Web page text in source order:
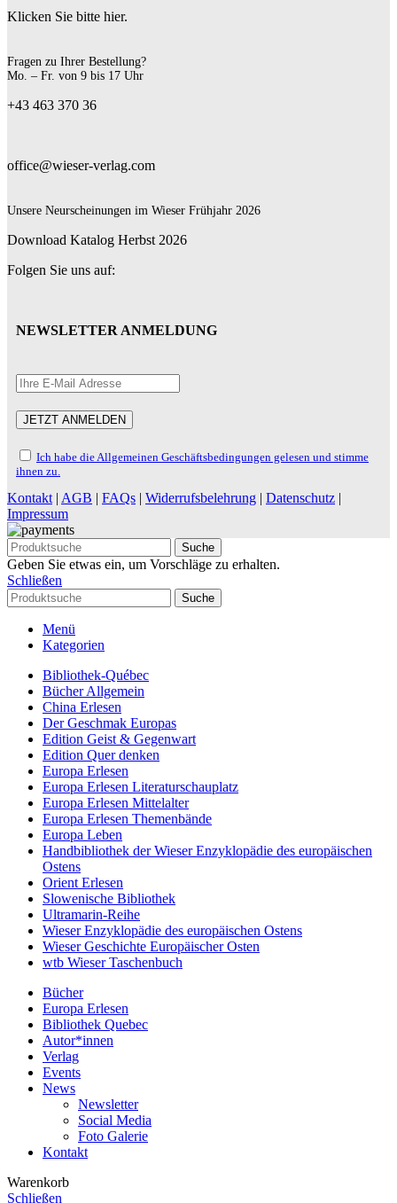
Klicken Sie bitte hier.
Fragen zu Ihrer Bestellung?
Mo. – Fr. von 9 bis 17 Uhr
+43 463 370 36
office@wieser-verlag.com
Unsere Neurscheinungen im Wieser Frühjahr 2026
Download Katalog Herbst 2026
Folgen Sie uns auf:
NEWSLETTER ANMELDUNG
Ich habe die Allgemeinen Geschäftsbedingungen gelesen und stimme
ihnen zu.
Kontakt | AGB | FAQs | Widerrufsbelehrung | Datenschutz |
Impressum
Suche
Geben Sie etwas ein, um Vorschläge zu erhalten.
Schließen
Suche
Menü
Kategorien
Bibliothek-Québec
Bücher Allgemein
China Erlesen
Der Geschmak Europas
Edition Geist & Gegenwart
Edition Quer denken
Europa Erlesen
Europa Erlesen Literaturschauplatz
Europa Erlesen Mittelalter
Europa Erlesen Themenbände
Europa Leben
Handbibliothek der Wieser Enzyklopädie des europäischen
Ostens
Orient Erlesen
Slowenische Bibliothek
Ultramarin-Reihe
Wieser Enzyklopädie des europäischen Ostens
Wieser Geschichte Europäischer Osten
wtb Wieser Taschenbuch
Bücher
Europa Erlesen
Bibliothek Quebec
Autor*innen
Verlag
Events
News
Newsletter
Social Media
Foto Galerie
Kontakt
Warenkorb
Schließen